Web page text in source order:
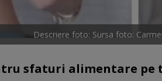
Descriere foto: Sursa foto:
sfaturi alimentare pe